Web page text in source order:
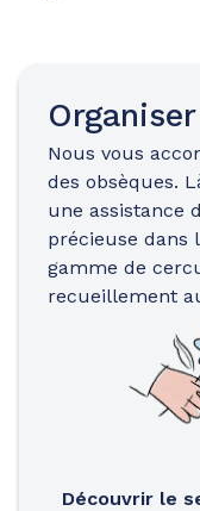
Nous vous
des obsèques.
une assistance
précieuse dans
gamme de
recueillement
Découvrir le